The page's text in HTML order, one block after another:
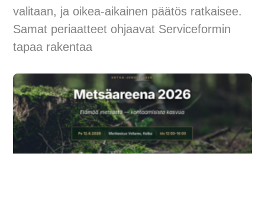
valitaan, ja oikea-aikainen päätös ratkaisee.
Samat periaatteet ohjaavat Serviceformin
tapaa rakentaa